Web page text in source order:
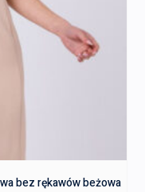
bez rękawów beżowa